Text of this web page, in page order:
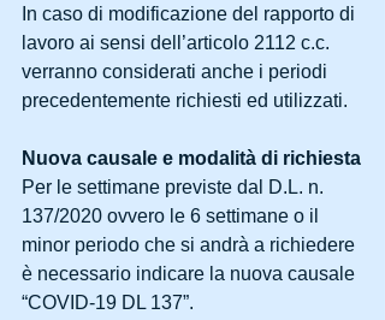
In caso di modificazione del rapporto di
lavoro ai sensi dell’articolo 2112 c.c.
verranno considerati anche i periodi
precedentemente richiesti ed utilizzati.
Nuova causale e modalità di richiesta
Per le settimane previste dal D.L. n.
137/2020 ovvero le 6 settimane o il
minor periodo che si andrà a richiedere
è necessario indicare la nuova causale
“COVID-19 DL 137”.